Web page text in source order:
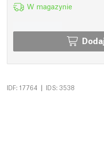
W magazynie
IDF: 17764 | IDS: 3538